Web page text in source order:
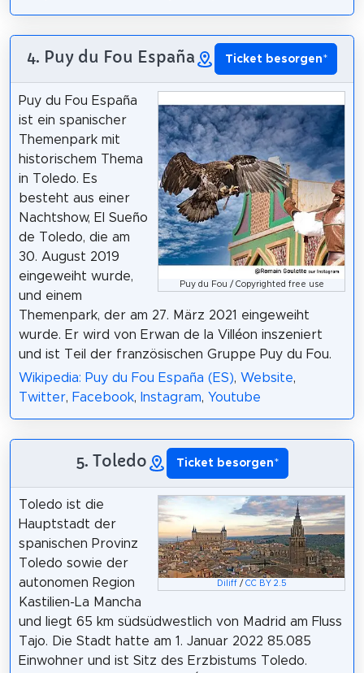
4. Puy du Fou España Ticket besorgen*
Puy du Fou / Copyrighted free use
Puy du Fou España
ist ein spanischer
Themenpark mit
historischem Thema
in Toledo. Es
besteht aus einer
Nachtshow, El Sueño
de Toledo, die am
30. August 2019
eingeweiht wurde,
und einem
Themenpark, der am 27. März 2021 eingeweiht
wurde. Er wird von Erwan de la Villéon inszeniert
und ist Teil der französischen Gruppe Puy du Fou.
Wikipedia: Puy du Fou España (ES), Website,
Twitter, Facebook, Instagram, Youtube
5. Toledo Ticket besorgen*
Diliff/ CC BY 2.5
Toledo ist die
Hauptstadt der
spanischen Provinz
Toledo sowie der
autonomen Region
Kastilien-La Mancha
und liegt 65 km südsüdwestlich von Madrid am Fluss
Tajo. Die Stadt hatte am 1. Januar 2022 85.085
Einwohner und ist Sitz des Erzbistums Toledo.